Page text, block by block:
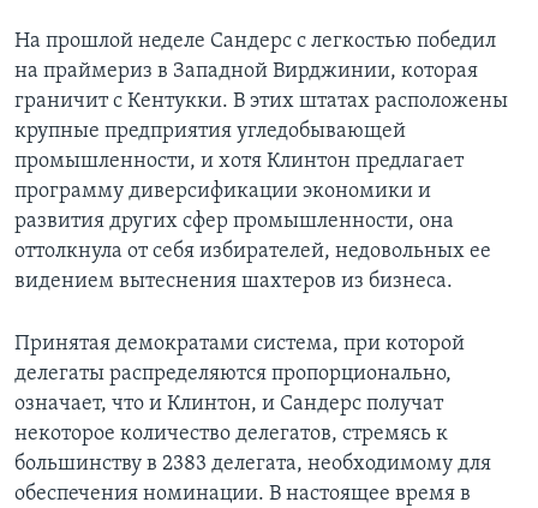
На прошлой неделе Сандерс с легкостью победил
на праймериз в Западной Вирджинии, которая
граничит с Кентукки. В этих штатах расположены
крупные предприятия угледобывающей
промышленности, и хотя Клинтон предлагает
программу диверсификации экономики и
развития других сфер промышленности, она
оттолкнула от себя избирателей, недовольных ее
видением вытеснения шахтеров из бизнеса.
Принятая демократами система, при которой
делегаты распределяются пропорционально,
означает, что и Клинтон, и Сандерс получат
некоторое количество делегатов, стремясь к
большинству в 2383 делегата, необходимому для
обеспечения номинации. В настоящее время в